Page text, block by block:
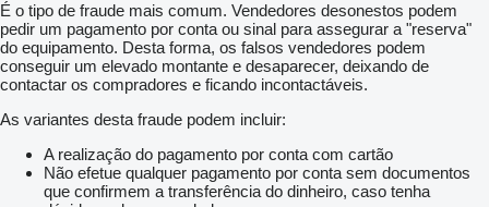
É o tipo de fraude mais comum. Vendedores desonestos podem
pedir um pagamento por conta ou sinal para assegurar a "reserva"
do equipamento. Desta forma, os falsos vendedores podem
conseguir um elevado montante e desaparecer, deixando de
contactar os compradores e ficando incontactáveis.
As variantes desta fraude podem incluir:
A realização do pagamento por conta com cartão
Não efetue qualquer pagamento por conta sem documentos
que confirmem a transferência do dinheiro, caso tenha